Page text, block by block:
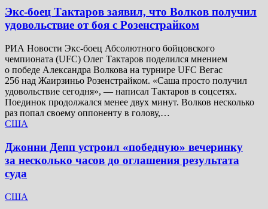
Экс-боец Тактаров заявил, что Волков получил
удовольствие от боя с Розенстрайком
РИА Новости Экс-боец Абсолютного бойцовского
чемпионата (UFC) Олег Тактаров поделился мнением
о победе Александра Волкова на турнире UFC Вегас
256 над Жаирзиньо Розенстрайком. «Саша просто получил
удовольствие сегодня», — написал Тактаров в соцсетях.
Поединок продолжался менее двух минут. Волков несколько
раз попал своему оппоненту в голову,…
США
Джонни Депп устроил «победную» вечеринку
за несколько часов до оглашения результата
суда
США